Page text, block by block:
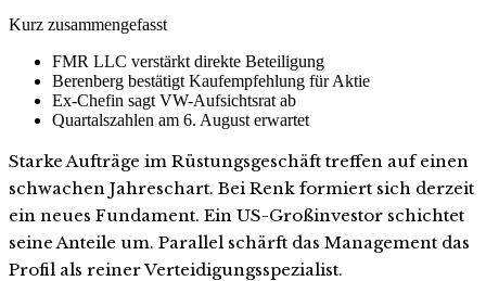
Kurz zusammengefasst
FMR LLC verstärkt direkte Beteiligung
Berenberg bestätigt Kaufempfehlung für Aktie
Ex-Chefin sagt VW-Aufsichtsrat ab
Quartalszahlen am 6. August erwartet
Starke Aufträge im Rüstungsgeschäft treffen auf einen
schwachen Jahreschart. Bei Renk formiert sich derzeit
ein neues Fundament. Ein US-Großinvestor schichtet
seine Anteile um. Parallel schärft das Management das
Profil als reiner Verteidigungsspezialist.